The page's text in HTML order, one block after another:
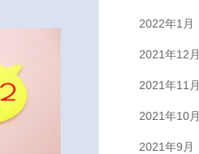
2022年1月
2021年12月
2021年11月
2021年10月
2021年9月